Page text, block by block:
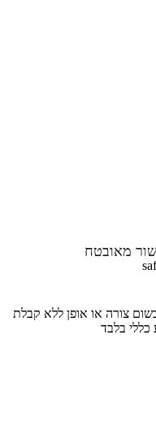
צורה או אופן ללא קבלת
כללי בלבד